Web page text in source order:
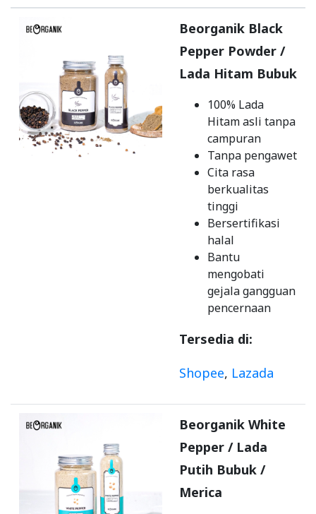
Beorganik Black
Pepper Powder /
Lada Hitam Bubuk
100% Lada
Hitam asli tanpa
campuran
Tanpa pengawet
Cita rasa
berkualitas
tinggi
Bersertifikasi
halal
Bantu
mengobati
gejala gangguan
pencernaan
Tersedia di:
Shopee, Lazada
Beorganik White
Pepper / Lada
Putih Bubuk /
Merica